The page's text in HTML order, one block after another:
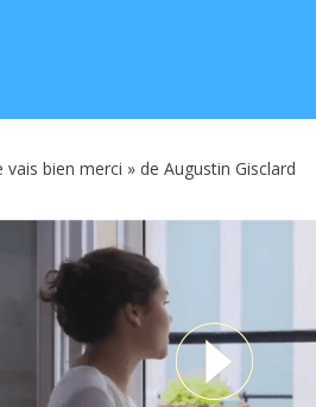
vais bien merci » de Augustin Gisclard